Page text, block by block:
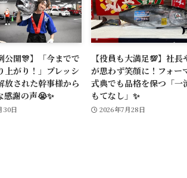
公開🎊】「今までで
上がり！」プレッシ
放された幹事様から
感謝の声😭✨
30日
【役員も大満足💯】社
が思わず笑顔に！フォー
式典でも品格を保つ「一
もてなし」✨
2026年7月28日